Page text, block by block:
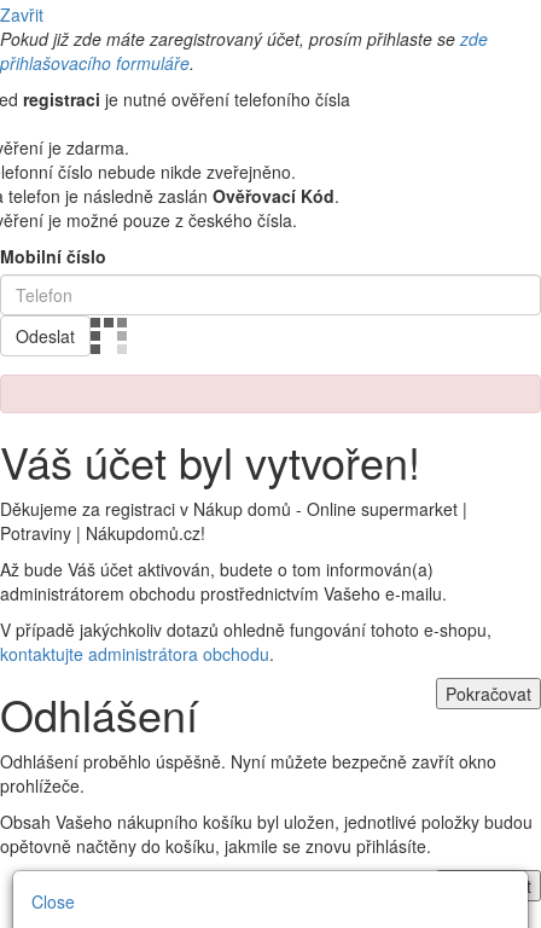
Zavřit
Pokud již zde máte zaregistrovaný účet, prosím přihlaste se zde
přihlašovacího formuláře.
registraci je nutné ověření telefoního čísla
je zdarma.
číslo nebude nikde zveřejněno.
telefon je následně zaslán Ověřovací Kód.
je možné pouze z českého čísla.
Mobilní číslo
Odeslat
Váš účet byl vytvořen!
Děkujeme za registraci v Nákup domů - Online supermarket |
Potraviny | Nákupdomů.cz!
Až bude Váš účet aktivován, budete o tom informován(a)
administrátorem obchodu prostřednictvím Vašeho e-mailu.
V případě jakýchkoliv dotazů ohledně fungování tohoto e-shopu,
kontaktujte administrátora obchodu.
Pokračovat
Odhlášení
Odhlášení proběhlo úspěšně. Nyní můžete bezpečně zavřít okno
prohlížeče.
Obsah Vašeho nákupního košíku byl uložen, jednotlivé položky budou
opětovně načtěny do košíku, jakmile se znovu přihlásíte.
Pokračovat
Close